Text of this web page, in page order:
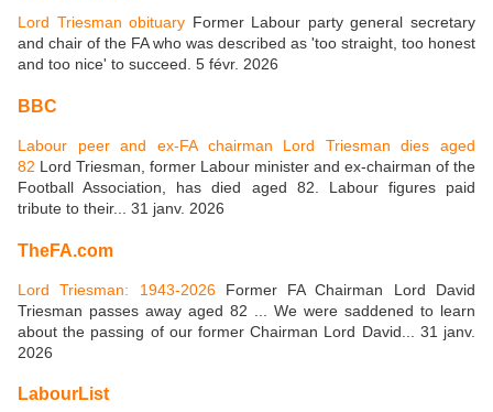
Lord Triesman obituary Former Labour party general secretary
and chair of the FA who was described as 'too straight, too honest
and too nice' to succeed. 5 févr. 2026
BBC
Labour peer and ex-FA chairman Lord Triesman dies aged
82 Lord Triesman, former Labour minister and ex-chairman of the
Football Association, has died aged 82. Labour figures paid
tribute to their... 31 janv. 2026
TheFA.com
Lord Triesman: 1943-2026Former FA Chairman Lord David
Triesman passes away aged 82 ... We were saddened to learn
about the passing of our former Chairman Lord David... 31 janv.
2026
LabourList